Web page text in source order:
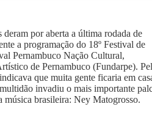
por aberta a última rodada de
a programação do 18º Festival de
Pernambuco Nação Cultural,
de Pernambuco (Fundarpe).
que muita gente ficaria em
invadiu o mais importante
música brasileira: Ney Matogrosso.